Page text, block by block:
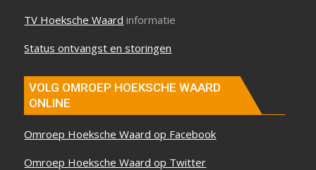
TV Hoeksche Waard informatie
Status ontvangst en storingen
VOLG OMROEP HOEKSCHE WAARD
ONLINE
Omroep Hoeksche Waard op Facebook
Omroep Hoeksche Waard op Twitter